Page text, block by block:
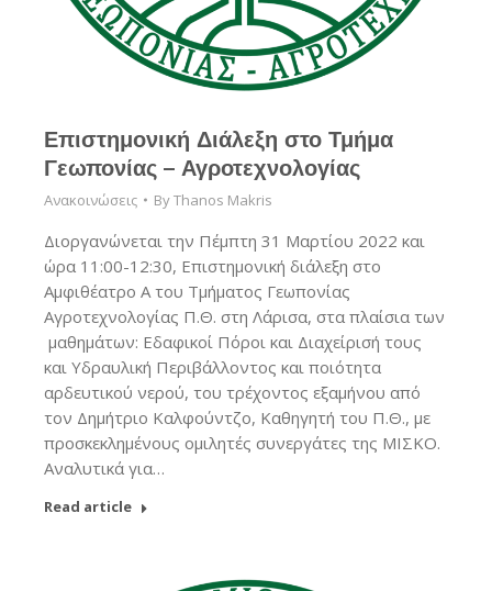
Επιστημονική Διάλεξη στο Τμήμα
Γεωπονίας – Αγροτεχνολογίας
Ανακοινώσεις ByThanos Makris
Διοργανώνεται την Πέμπτη 31 Μαρτίου 2022 και
ώρα 11:00-12:30, Επιστημονική διάλεξη στο
Αμφιθέατρο Α του Τμήματος Γεωπονίας
Αγροτεχνολογίας Π.Θ. στη Λάρισα, στα πλαίσια των
μαθημάτων: Εδαφικοί Πόροι και Διαχείρισή τους
και Υδραυλική Περιβάλλοντος και ποιότητα
αρδευτικού νερού, του τρέχοντος εξαμήνου από
τον Δημήτριο Καλφούντζο, Καθηγητή του Π.Θ., με
προσκεκλημένους ομιλητές συνεργάτες της ΜΙΣΚΟ.
Αναλυτικά για…
Read article